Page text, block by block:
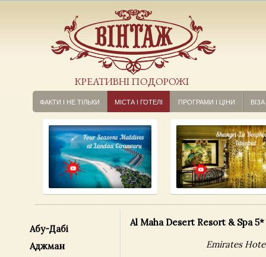
КРЕАТИВНІ ПОДОРОЖІ
ФАКТИ І НЕ ТІЛЬКИ МІСТА І ГОТЕЛІ ПРОГРАМИ І ЦІНИ ВІЗА
Абу-Дабі
Аджман
Al Maha Desert Resort & Spa
Emirates